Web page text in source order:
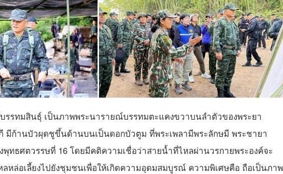
รทมสินธุ์ เป็นภาพพระนารายณ์บรรทมตะแคงขวาบนลำตัวของพระยา
ก้านบัวผุดชูขึ้นด้านบนเป็นดอกบัวตูม ที่พระเพลามีพระลักษมี พระชายา
ทธศตวรรษที่ 16 โดยมีคติความเชื่อว่าสายน้ำที่ไหลผ่านวรกายพระองค์จะ
หล่อเลี้ยงไปยังชุมชนเพื่อให้เกิดความอุดมสมบูรณ์ ความพิเศษคือ ถือเป็นภาพ